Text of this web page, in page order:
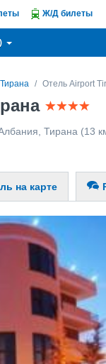
Ж/Д билеты
Тирана Отель Airport
Тирана (13
на карте